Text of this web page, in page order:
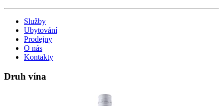
Služby
Ubytování
Prodejny
O nás
Kontakty
Druh vína